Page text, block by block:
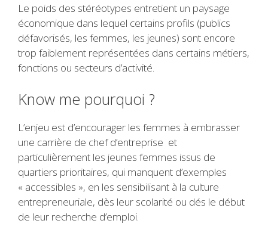
Le poids des stéréotypes entretient un paysage
économique dans lequel certains profils (publics
défavorisés, les femmes, les jeunes) sont encore
trop faiblement représentées dans certains métiers,
fonctions ou secteurs d’activité.
Know me pourquoi ?
L’enjeu est d’encourager les femmes à embrasser
une carrière de chef d’entreprise et
particulièrement les jeunes femmes issus de
quartiers prioritaires, qui manquent d’exemples
« accessibles », en les sensibilisant à la culture
entrepreneuriale, dès leur scolarité ou dés le début
de leur recherche d’emploi.